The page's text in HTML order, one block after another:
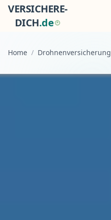
VERSICHERE-
DICH.de
Home / Drohnenversicherung